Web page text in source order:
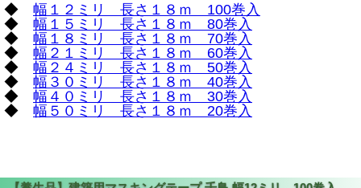
◆ 幅１２ミリ 長さ１８ｍ 100巻入
◆ 幅１５ミリ 長さ１８ｍ 80巻入
◆ 幅１８ミリ 長さ１８ｍ 70巻入
◆ 幅２１ミリ 長さ１８ｍ 60巻入
◆ 幅２４ミリ 長さ１８ｍ 50巻入
◆ 幅３０ミリ 長さ１８ｍ 40巻入
◆ 幅４０ミリ 長さ１８ｍ 30巻入
◆ 幅５０ミリ 長さ１８ｍ 20巻入